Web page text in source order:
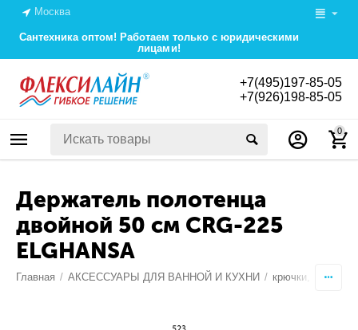
Москва
Сантехника оптом! Работаем только с юридическими
лицами!
+7(495)197-85-05
+7(926)198-85-05
0
Держатель полотенца
двойной 50 см CRG-225
ELGHANSA
Главная / АКСЕССУАРЫ ДЛЯ ВАННОЙ И КУХНИ / крючки, планки,